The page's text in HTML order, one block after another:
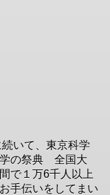
いて、東京科学
学の祭典 全国大
で１万6千人以上
手伝いをしてまい